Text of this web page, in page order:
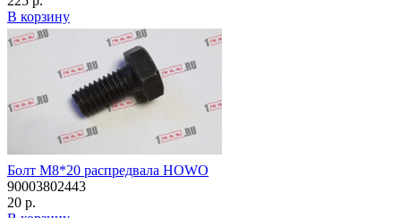
В корзину
Болт М8*20 распредвала HOWO
90003802443
20 р.